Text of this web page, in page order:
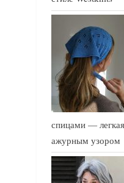
спицами —
ажурным узором